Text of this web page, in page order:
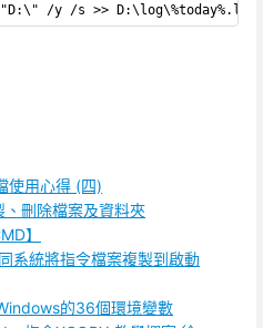
"D:\" /y /s >> D:\log\%today%.log
使用心得 (四)
刪除檔案及資料夾
】
系統將指令檔案複製到啟動
的36個環境變數